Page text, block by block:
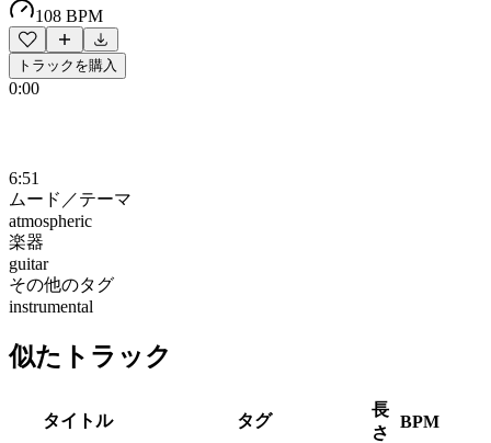
108 BPM
トラックを購入
0:00
6:51
ムード／テーマ
atmospheric
楽器
guitar
その他のタグ
instrumental
似たトラック
タイトル タグ
長
さ
BPM